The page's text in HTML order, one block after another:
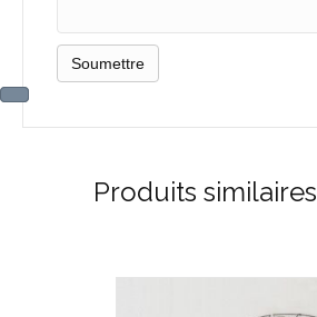
Produits similaires